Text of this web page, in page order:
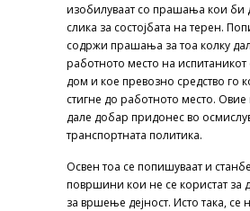
изобилуваат со прашања кои би
слика за состојбата на терен.
содржи прашања за тоа колку
работното место на испитаникот
дом и кое превозно средство го
стигне до работното место.
дале добар придонес во
транспортната политика.
Освен тоа се попишуваат и
површини кои не се користат за
за вршење дејност. Исто така, се